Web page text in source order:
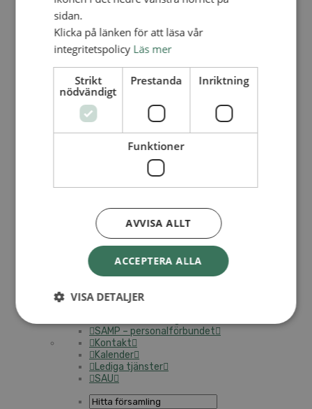
Lediga tjänster
FÖR FÖRSAMLINGAR
FÖRDJUPNING OCH UTVECKLING
Missionella initiativ
Apollos – församlingsutveckling
Smågrupper
Skapelse och miljö
Vänförsamling
Integrationsarbete
För barns bästa – överallt
Missionsinspiratörens verktygslåda
Materialbank
Redovisning och lönehantering
Kyrkoavgiften
LOGGA IN
Dokumentbanken
SAMP – personalförbundet
Kontakt
Kalender
Lediga tjänster
SAU
sidan.
Klicka på länken för att läsa vår
integritetspolicy Läs mer
Strikt
nödvändigt
Prestanda Inriktning
Funktioner
ACCEPTERA ALLA
AVVISA ALLT
VISA DETALJER